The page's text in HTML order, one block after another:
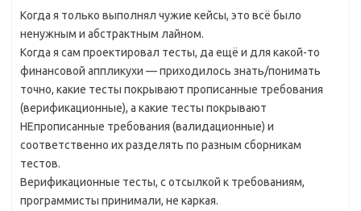
Когда я только выполнял чужие кейсы, это всё было
ненужным и абстрактным лайном.
Когда я сам проектировал тесты, да ещё и для какой-то
финансовой аппликухи — приходилось знать/понимать
точно, какие тесты покрывают прописанные требования
(верификационные), а какие тесты покрывают
НЕпрописанные требования (валидационные) и
соответственно их разделять по разным сборникам
тестов.
Верификационные тесты, с отсылкой к требованиям,
программисты принимали, не каркая.